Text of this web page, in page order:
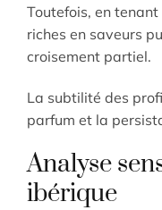
Toutefois, en
riches en saveurs
croisement partiel.
La subtilité des
parfum et la
Analyse
ibérique